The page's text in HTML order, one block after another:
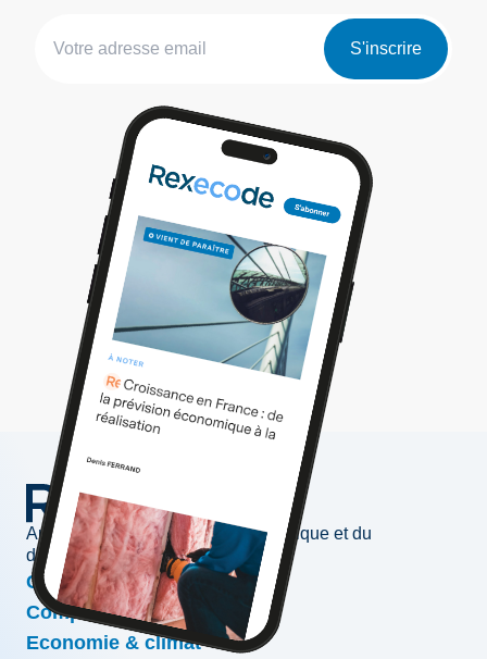
S'inscrire
Au service de l'information économique et du
développement des entreprises
Conjoncture & prévisions
Compétitivité & croissance
Economie & climat